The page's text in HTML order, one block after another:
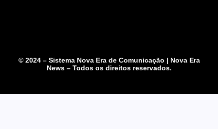
© 2024 – Sistema Nova Era de Comunicação | Nova Era
News – Todos os direitos reservados.